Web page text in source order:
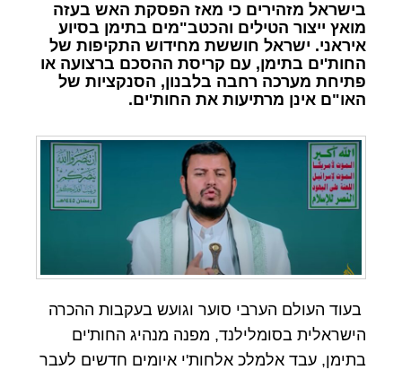
בישראל מזהירים כי מאז הפסקת האש בעזה
מואץ ייצור הטילים והכטב"מים בתימן בסיוע
איראני. ישראל חוששת מחידוש התקיפות של
החות'ים בתימן, עם קריסת ההסכם ברצועה או
פתיחת מערכה רחבה בלבנון, הסנקציות של
האו"ם אינן מרתיעות את החות'ים.
בעוד העולם הערבי סוער וגועש בעקבות ההכרה
הישראלית בסומלילנד, מפנה מנהיג החות'ים
בתימן, עבד אלמלכ אלחות'י איומים חדשים לעבר